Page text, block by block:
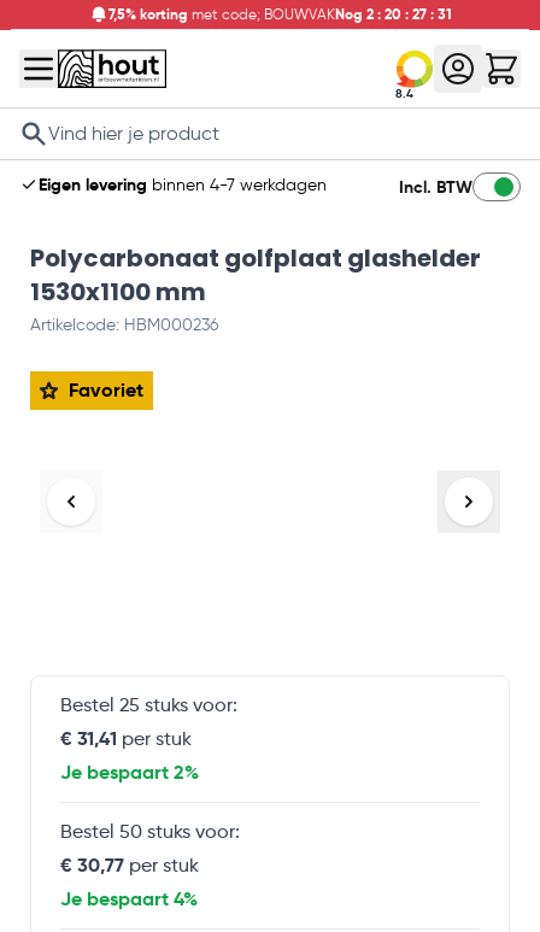
7,5% korting met code; BOUWVAKNog 2 : 20 : 27 : 31
8.4
Search
Eigen levering binnen 4-7 werkdagen Incl. BTW
Polycarbonaat golfplaat glashelder
1530x1100 mm
Artikelcode: HBM000236
Favoriet
Bestel 25 stuks voor:
€ 31,41 per stuk
Je bespaart 2%
Bestel 50 stuks voor:
€ 30,77 per stuk
Je bespaart 4%